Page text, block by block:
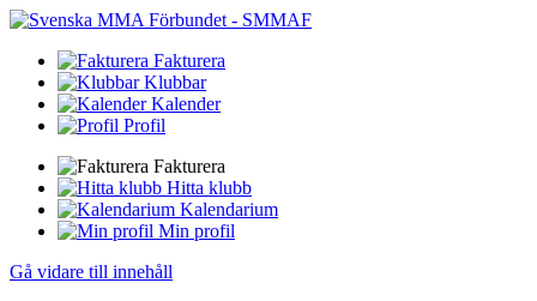
Fakturera
Klubbar
Kalender
Profil
Fakturera
Hitta klubb
Kalendarium
Min profil
Gå vidare till innehåll